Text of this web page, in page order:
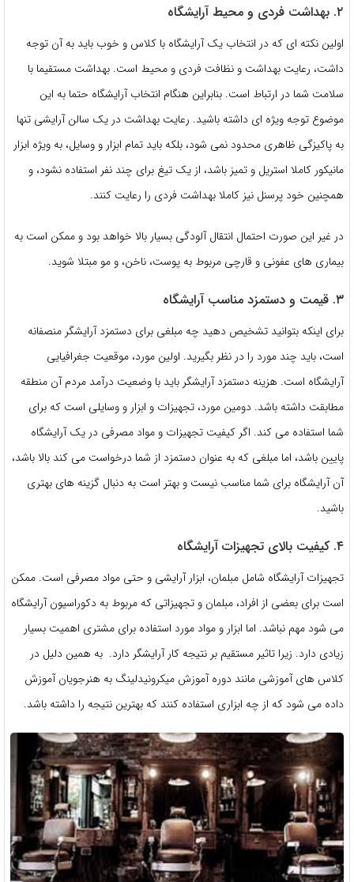
۲. بهداشت فردی و محیط آرایشگاه
اولین نکته ای که در انتخاب یک آرایشگاه با کلاس و خوب باید به آن توجه
داشت، رعایت بهداشت و نظافت فردی و محیط است. بهداشت مستقیما با
سلامت شما در ارتباط است. بنابراین هنگام انتخاب آرایشگاه حتما به این
موضوع توجه ویژه ای داشته باشید. رعایت بهداشت در یک سالن آرایشی تنها
به پاکیزگی ظاهری محدود نمی شود، بلکه باید تمام ابزار و وسایل، به ویژه ابزار
مانیکور کاملا استریل و تمیز باشد، از یک تیغ برای چند نفر استفاده نشود، و
همچنین خود پرسنل نیز کاملا بهداشت فردی را رعایت کنند.
در غیر این صورت احتمال انتقال آلودگی بسیار بالا خواهد بود و ممکن است به
بیماری های عفونی و قارچی مربوط به پوست، ناخن، و مو مبتلا شوید.
۳. قیمت و دستمزد مناسب آرایشگاه
برای اینکه بتوانید تشخیص دهید چه مبلغی برای دستمزد آرایشگر منصفانه
است، باید چند مورد را در نظر بگیرید. اولین مورد، موقعیت جغرافیایی
آرایشگاه است. هزینه دستمزد آرایشگر باید با وضعیت درآمد مردم آن منطقه
مطابقت داشته باشد. دومین مورد، تجهیزات و ابزار و وسایلی است که برای
شما استفاده می کند. اگر کیفیت تجهیزات و مواد مصرفی در یک آرایشگاه
پایین باشد، اما مبلغی که به عنوان دستمزد از شما درخواست می کند بالا باشد،
آن آرایشگاه برای شما مناسب نیست و بهتر است به دنبال گزینه های بهتری
باشید.
۴. کیفیت بالای تجهیزات آرایشگاه
تجهیزات آرایشگاه شامل مبلمان، ابزار آرایشی و حتی مواد مصرفی است. ممکن
است برای بعضی از افراد، مبلمان و تجهیزاتی که مربوط به دکوراسیون آرایشگاه
می شود مهم نباشد. اما ابزار و مواد مورد استفاده برای مشتری اهمیت بسیار
زیادی دارد. زیرا تاثیر مستقیم بر نتیجه کار آرایشگر دارد. به همین دلیل در
کلاس های آموزشی مانند دوره آموزش میکرونیدلینگ به هنرجویان آموزش
داده می شود که از چه ابزاری استفاده کنند که بهترین نتیجه را داشته باشد.